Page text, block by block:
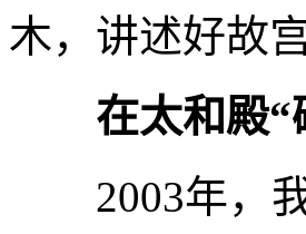
木，讲述好故
在太和殿“
2003年，我